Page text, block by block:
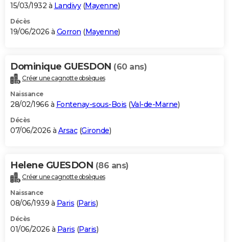
15/03/1932 à Landivy(Mayenne)
Décès
19/06/2026 à Gorron (Mayenne)
Dominique GUESDON (60 ans)
Créer une cagnotte obsèques
Naissance
28/02/1966 à Fontenay-sous-Bois (Val-de-Marne)
Décès
07/06/2026 à Arsac(Gironde)
Helene GUESDON (86 ans)
Créer une cagnotte obsèques
Naissance
08/06/1939 à Paris (Paris)
Décès
01/06/2026 à Paris (Paris)